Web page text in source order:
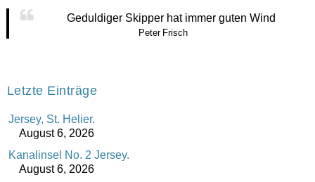
Geduldiger Skipper hat immer guten Wind
Peter Frisch
Letzte Einträge
Jersey, St. Helier.
August 6, 2026
Kanalinsel No. 2 Jersey.
August 6, 2026